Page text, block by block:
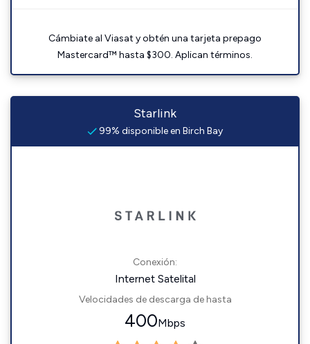
Cámbiate al Viasat y obtén una tarjeta prepago
Mastercard™ hasta $300. Aplican términos.
Starlink
99% disponible en Birch Bay
Conexión:
Internet Satelital
Velocidades de descarga de hasta
400Mbps